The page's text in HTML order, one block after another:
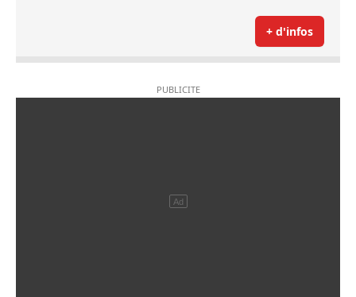
+ d'infos